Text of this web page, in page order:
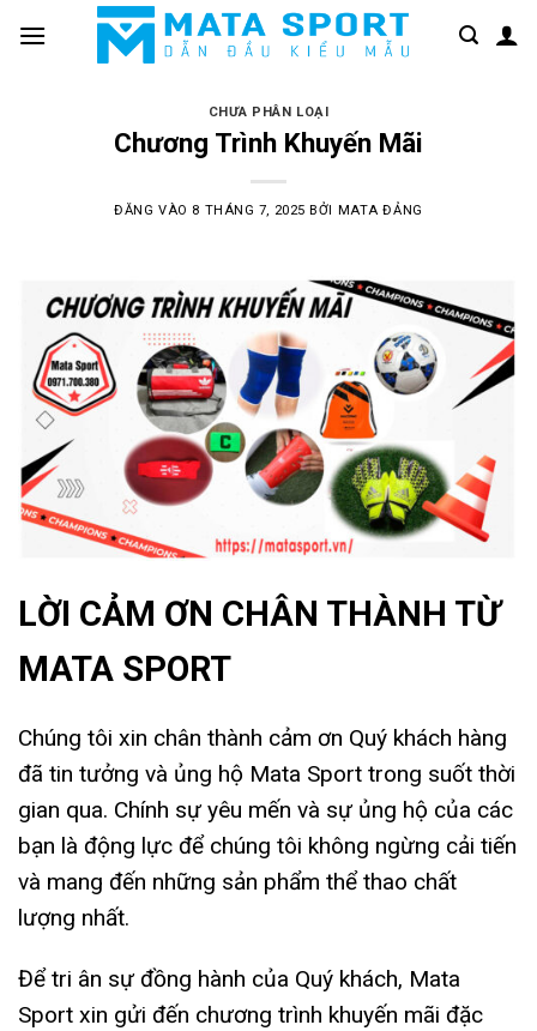
qua
CHƯA PHÂN LOẠI
Chương Trình Khuyến Mãi
ĐĂNG VÀO 8 THÁNG 7, 2025 BỞI MATA ĐẢNG
LỜI CẢM ƠN CHÂN THÀNH TỪ
MATA SPORT
Chúng tôi xin chân thành cảm ơn Quý khách hàng
đã tin tưởng và ủng hộ Mata Sport trong suốt thời
gian qua. Chính sự yêu mến và sự ủng hộ của các
bạn là động lực để chúng tôi không ngừng cải tiến
và mang đến những sản phẩm thể thao chất
lượng nhất.
Để tri ân sự đồng hành của Quý khách, Mata
Sport xin gửi đến chương trình khuyến mãi đặc